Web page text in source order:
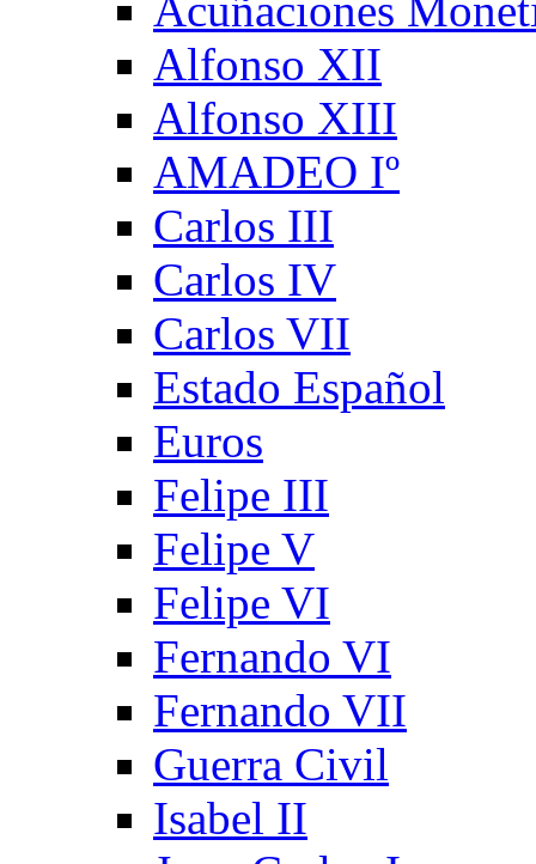
Alfonso XII
Alfonso XIII
AMADEO Iº
Carlos III
Carlos IV
Carlos VII
Estado Español
Euros
Felipe III
Felipe V
Felipe VI
Fernando VI
Fernando VII
Guerra Civil
Isabel II